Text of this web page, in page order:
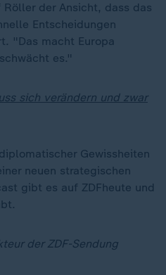
der Ansicht, dass das
Entscheidungen
"Das macht Europa
es."
sich verändern und zwar
Gewissheiten
neuen strategischen
gibt es auf ZDFheute und
der ZDF-Sendung